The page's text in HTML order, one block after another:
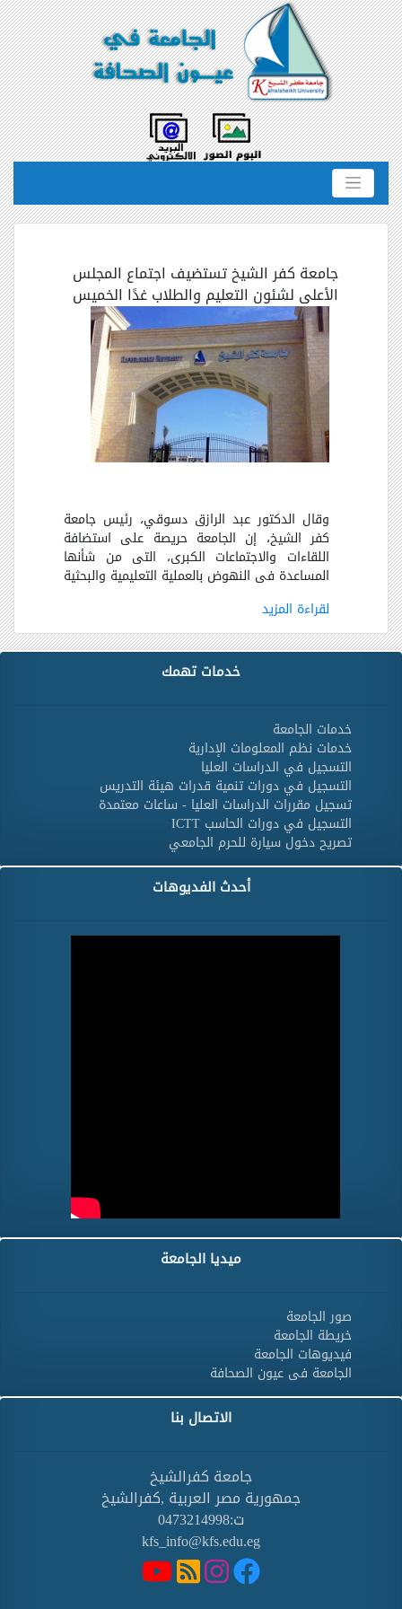
جامعة كفر الشيخ تستضيف اجتماع المجلس
الأعلى لشئون التعليم والطلاب غدًا الخميس
وقال الدكتور عبد الرازق دسوقي، رئيس جامعة
كفر الشيخ، إن الجامعة حريصة على استضافة
اللقاءات والاجتماعات الكبرى، التى من شأنها
المساعدة فى النهوض بالعملية التعليمية والبحثية
لقراءة المزيد
خدمات تهمك
خدمات الجامعة
خدمات نظم المعلومات الإدارية
التسجيل في الدراسات العليا
التسجيل في دورات تنمية قدرات هيئة التدريس
تسجيل مقررات الدراسات العليا - ساعات معتمدة
التسجيل في دورات الحاسب ICTT
تصريح دخول سيارة للحرم الجامعي
أحدث الفديوهات
ميديا الجامعة
صور الجامعة
خريطة الجامعة
فيديوهات الجامعة
الجامعة فى عيون الصحافة
الاتصال بنا
جامعة كفرالشيخ
جمهورية مصر العربية ,كفرالشيخ
ت:0473214998
kfs_info@kfs.edu.eg